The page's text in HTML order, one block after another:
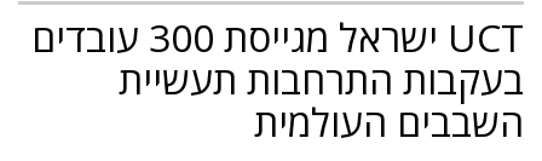
UCT ישראל מגייסת 300 עובדים
בעקבות התרחבות תעשיית
השבבים העולמית